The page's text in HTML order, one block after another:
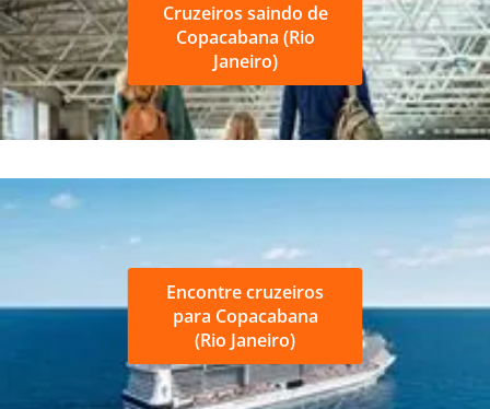
Cruzeiros saindo de
Copacabana (Rio
Janeiro)
Encontre cruzeiros
para Copacabana
(Rio Janeiro)